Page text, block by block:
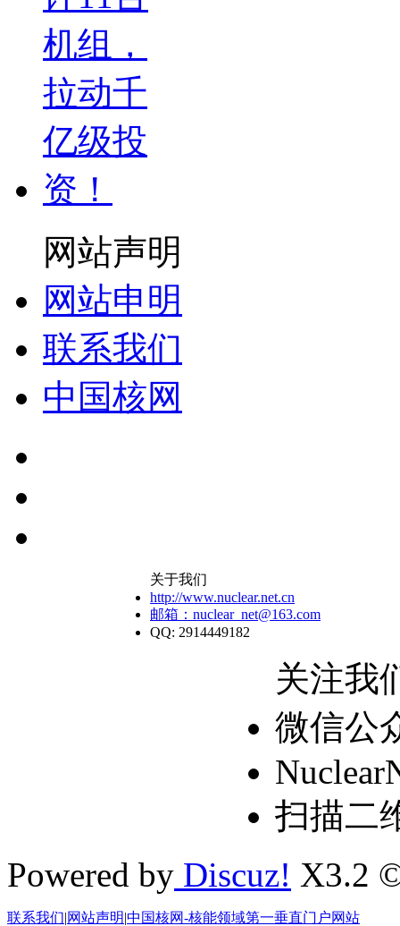
网站声明
网站申明
联系我们
中国核网
关于我们
http://www.nuclear.net.cn
邮箱：nuclear_net@163.com
QQ: 2914449182
关注我
微信公
扫描二
Powered by Discuz! X3.2
联系我们|网站声明|中国核网-核能领域第一垂直门户网站